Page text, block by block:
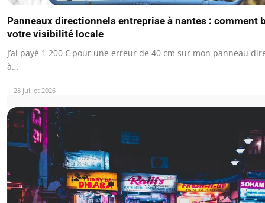
Panneaux directionnels entreprise à nantes : comment
votre visibilité locale
J’ai payé 1 200 € pour une erreur de 40 cm sur mon panneau
à…
28 juillet 2026